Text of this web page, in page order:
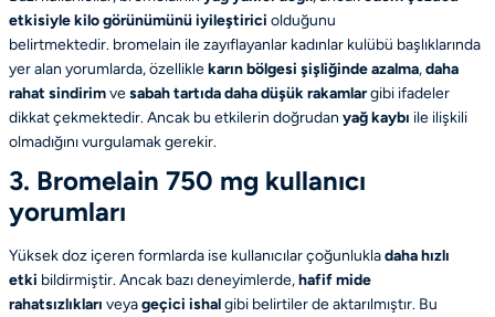
etkisiyle kilo görünümünü iyileştirici olduğunu
belirtmektedir. bromelain ile zayıflayanlar kadınlar kulübü başlıklarında
yer alan yorumlarda, özelliklekarın bölgesi şişliğinde azalma,daha
rahat sindirimvesabah tartıda daha düşük rakamlargibi ifadeler
dikkat çekmektedir. Ancak bu etkilerin doğrudan yağ kaybı ile ilişkili
olmadığını vurgulamak gerekir.
3. Bromelain 750 mg kullanıcı
yorumları
Yüksek doz içeren formlarda ise kullanıcılar çoğunlukladaha hızlı
etki bildirmiştir. Ancak bazı deneyimlerde,hafif mide
rahatsızlıkları veyageçici ishalgibi belirtiler de aktarılmıştır. Bu